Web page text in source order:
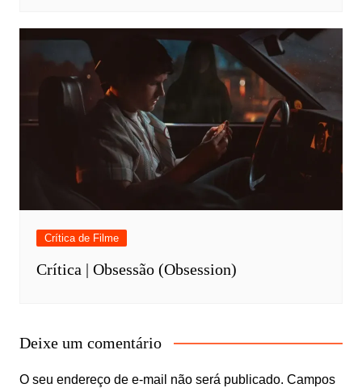
Crítica de Filme
Crítica | Obsessão (Obsession)
Deixe um comentário
O seu endereço de e-mail não será publicado. Campos